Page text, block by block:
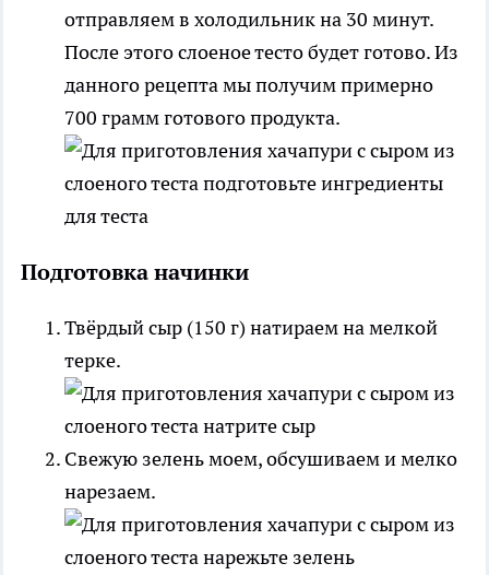
отправляем в холодильник на 30 минут.
После этого слоеное тесто будет готово. Из
данного рецепта мы получим примерно
700 грамм готового продукта.
Подготовка начинки
Твёрдый сыр (150 г) натираем на мелкой
терке.
Свежую зелень моем, обсушиваем и мелко
нарезаем.